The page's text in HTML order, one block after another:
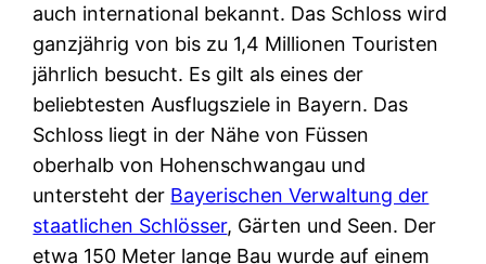
auch international bekannt. Das Schloss wird
ganzjährig von bis zu 1,4 Millionen Touristen
jährlich besucht. Es gilt als eines der
beliebtesten Ausflugsziele in Bayern. Das
Schloss liegt in der Nähe von Füssen
oberhalb von Hohenschwangau und
untersteht der Bayerischen Verwaltung der
staatlichen Schlösser, Gärten und Seen. Der
etwa 150 Meter lange Bau wurde auf einem